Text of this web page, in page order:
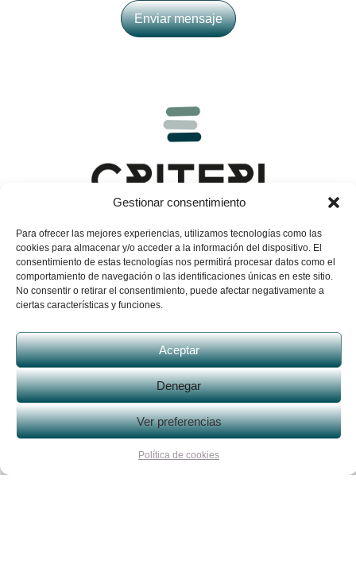
Gestionar consentimiento
Para ofrecer las mejores experiencias, utilizamos tecnologías como las
cookies para almacenar y/o acceder a la información del dispositivo. El
consentimiento de estas tecnologías nos permitirá procesar datos como el
comportamiento de navegación o las identificaciones únicas en este sitio.
No consentir o retirar el consentimiento, puede afectar negativamente a
ciertas características y funciones.
Aceptar
Denegar
Ver preferencias
Política de cookies
Enviar mensaje
Contacto
961 690 723
criteri@criterigrup.com
Oficinas
Calle Les Alfabegues, 2
46117 Bétera. Valencia
Horario
Lun-Jue 9h a 14h - 16h a 18h